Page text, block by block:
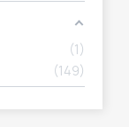
1
149